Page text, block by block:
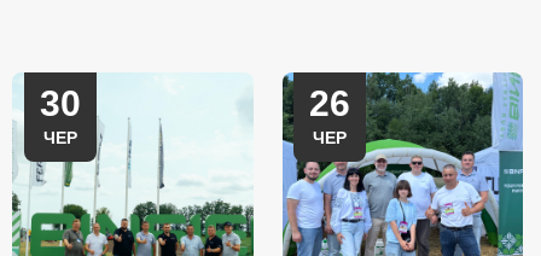
30
ЧЕР
26
ЧЕР